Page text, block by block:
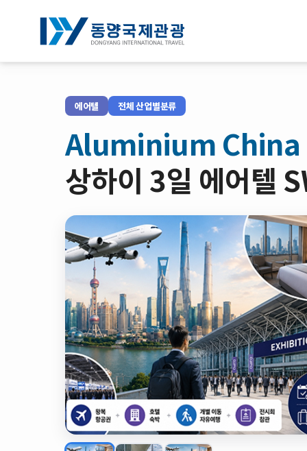
회원가입예약확인약관/정책
에어텔 전체 산업별분류
Aluminium China
상하이 3일 에어텔